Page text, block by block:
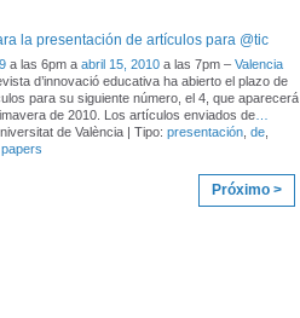
la presentación de artículos para @tic
a las 6pm a abril 15, 2010 a las 7pm – Valencia
d’innovació educativa ha abierto el plazo de
para su siguiente número, el 4, que aparecerá
de 2010. Los artículos enviados de
de València | Tipo: presentación de
papers
Próximo >